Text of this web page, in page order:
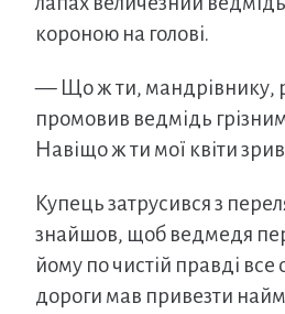
короною на голові.
— Що ж ти, мандрівнику,
промовив ведмідь
Навіщо ж ти мої квіти
Купець затрусився з
знайшов, щоб ведмедя
йому по чистій правді все
дороги мав привезти